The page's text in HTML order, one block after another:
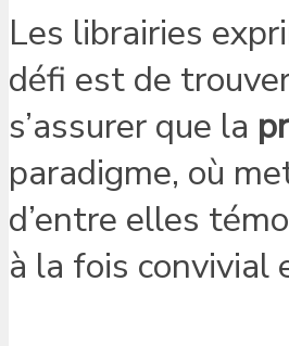
Les librairies
défi est de
s’assurer que la
paradigme, où
d’entre elles
à la fois convivial